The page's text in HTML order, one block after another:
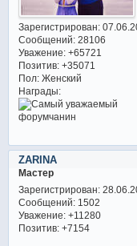
Зарегистрирован:
Сообщений:28106
Уважение: +65721
Позитив: +35071
Пол:Женский
Награды:
ZARINA
Мастер
Зарегистрирован:
Сообщений:1502
Уважение: +11280
Позитив: +7154